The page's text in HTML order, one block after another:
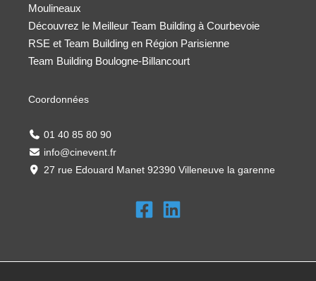
Moulineaux
Découvrez le Meilleur Team Building à Courbevoie
RSE et Team Building en Région Parisienne
Team Building Boulogne-Billancourt
Coordonnées
01 40 85 80 90
info@cinevent.fr
27 rue Edouard Manet 92390 Villeneuve la garenne